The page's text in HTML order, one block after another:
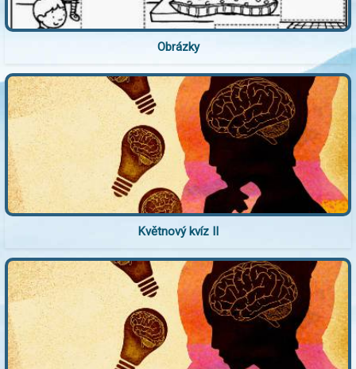
Obrázky
Květnový kvíz II